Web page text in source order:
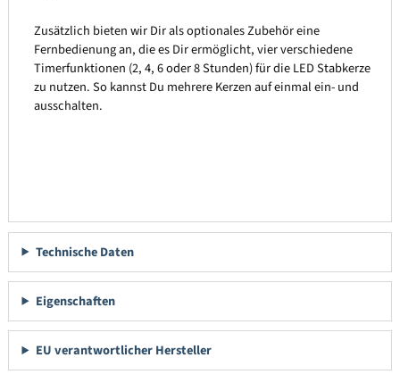
Zusätzlich bieten wir Dir als optionales Zubehör eine
Fernbedienung an, die es Dir ermöglicht, vier verschiedene
Timerfunktionen (2, 4, 6 oder 8 Stunden) für die LED Stabkerze
zu nutzen. So kannst Du mehrere Kerzen auf einmal ein- und
ausschalten.
Technische Daten
Eigenschaften
EU verantwortlicher Hersteller